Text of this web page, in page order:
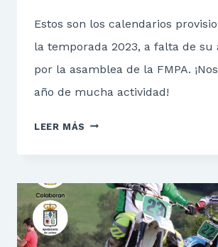
Estos son los calendarios
la temporada 2023, a falta de su
por la asamblea de la FMPA.
año de mucha actividad!
LEER MÁS BORRADOR
FMPA